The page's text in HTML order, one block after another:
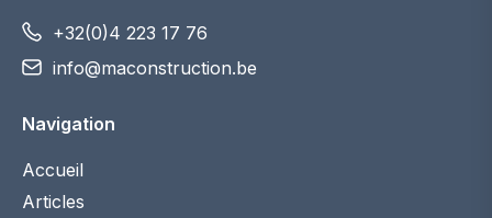
+32(0)4 223 17 76
info@maconstruction.be
Navigation
Accueil
Articles